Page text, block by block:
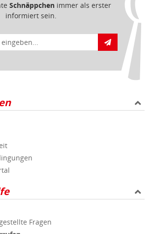
Schnäppchenimmer als erster
informiert sein.
Fragen